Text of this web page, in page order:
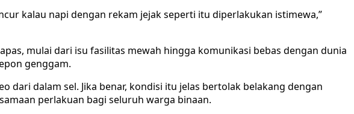
kalau napi dengan rekam jejak seperti itu diperlakukan istimewa,”
mulai dari isu fasilitas mewah hingga komunikasi bebas dengan dunia
genggam.
dalam sel. Jika benar, kondisi itu jelas bertolak belakang dengan
perlakuan bagi seluruh warga binaan.